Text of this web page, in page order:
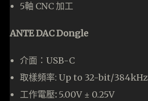
5軸 CNC 加工
ANTE DAC Dongle
介面：USB-C
取樣頻率: Up to 32-bit/384kHz
工作電壓: 5.00V ± 0.25V